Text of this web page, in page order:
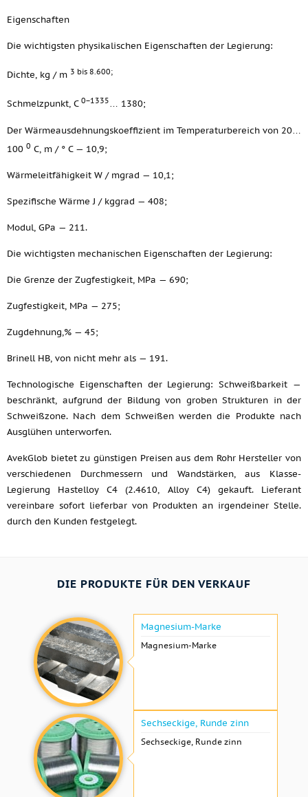
Eigenschaften
Die wichtigsten physikalischen Eigenschaften der Legierung:
Dichte, kg / m 3 bis 8.600;
Schmelzpunkt, C 0−1335… 1380;
Der Wärmeausdehnungskoeffizient im Temperaturbereich von 20…
100 0 C, m / ° C — 10,9;
Wärmeleitfähigkeit W / mgrad — 10,1;
Spezifische Wärme J / kggrad — 408;
Modul, GPa — 211.
Die wichtigsten mechanischen Eigenschaften der Legierung:
Die Grenze der Zugfestigkeit, MPa — 690;
Zugfestigkeit, MPa — 275;
Zugdehnung,% — 45;
Brinell HB, von nicht mehr als — 191.
Technologische Eigenschaften der Legierung: Schweißbarkeit —
beschränkt, aufgrund der Bildung von groben Strukturen in der
Schweißzone. Nach dem Schweißen werden die Produkte nach
Ausglühen unterworfen.
AvekGlob bietet zu günstigen Preisen aus dem Rohr Hersteller von
verschiedenen Durchmessern und Wandstärken, aus Klasse-
Legierung Hastelloy C4 (2.4610, Alloy C4) gekauft. Lieferant
vereinbare sofort lieferbar von Produkten an irgendeiner Stelle.
durch den Kunden festgelegt.
DIE PRODUKTE FÜR DEN VERKAUF
Magnesium-Marke
Magnesium-Marke
Sechseckige, Runde zinn
Sechseckige, Runde zinn